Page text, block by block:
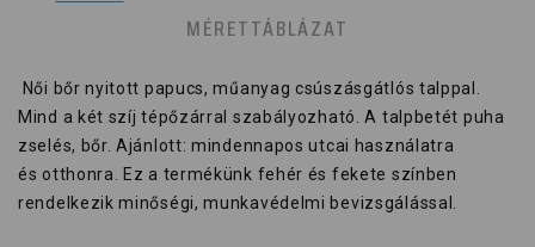
MÉRETTÁBLÁZAT
Női bőr nyitott papucs, műanyag csúszásgátlós talppal.
Mind a két szíj tépőzárral szabályozható. A talpbetét puha
zselés, bőr. Ajánlott: mindennapos utcai használatra
és otthonra. Ez a termékünk fehér és fekete színben
rendelkezik minőségi, munkavédelmi bevizsgálással.